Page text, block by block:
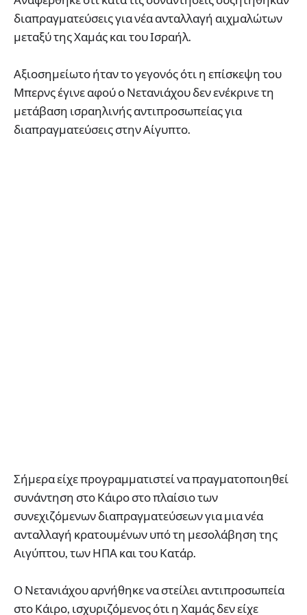
διαπραγματεύσεις για νέα ανταλλαγή αιχμαλώτων
μεταξύ της Χαμάς και του Ισραήλ.
Αξιοσημείωτο ήταν το γεγονός ότι η επίσκεψη του
Μπερνς έγινε αφού ο Νετανιάχου δεν ενέκρινε τη
μετάβαση ισραηλινής αντιπροσωπείας για
διαπραγματεύσεις στην Αίγυπτο.
Σήμερα είχε προγραμματιστεί να πραγματοποιηθεί
συνάντηση στο Κάιρο στο πλαίσιο των
συνεχιζόμενων διαπραγματεύσεων για μια νέα
ανταλλαγή κρατουμένων υπό τη μεσολάβηση της
Αιγύπτου, των ΗΠΑ και του Κατάρ.
Ο Νετανιάχου αρνήθηκε να στείλει αντιπροσωπεία
στο Κάιρο, ισχυριζόμενος ότι η Χαμάς δεν είχε